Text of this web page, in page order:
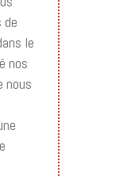
de
le
nos
nous